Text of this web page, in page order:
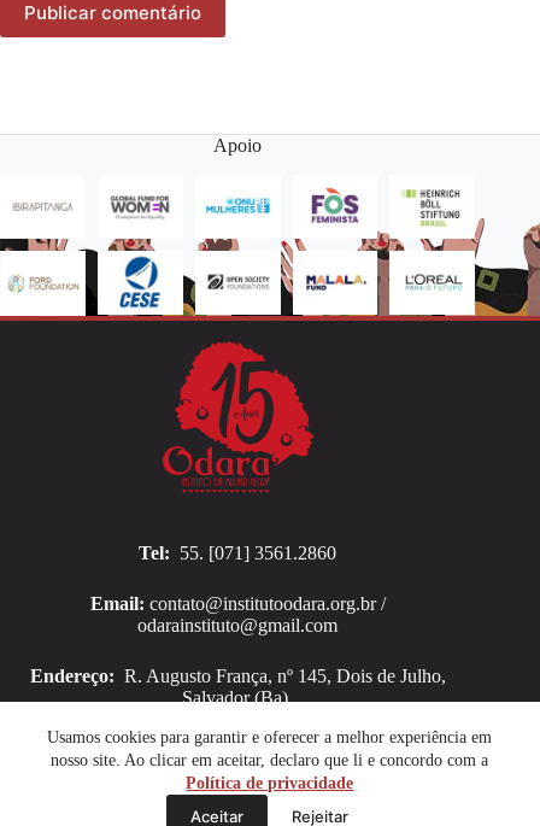
Usamos cookies para garantir e oferecer a melhor experiência em
nosso site. Ao clicar em aceitar, declaro que li e concordo com a
Política de privacidade
Aceitar Rejeitar
Publicar comentário
Apoio
Tel: 55. [071] 3561.2860
Email: contato@institutoodara.org.br /
odarainstituto@gmail.com
Endereço: R. Augusto França, nº 145, Dois de Julho,
Salvador (Ba).